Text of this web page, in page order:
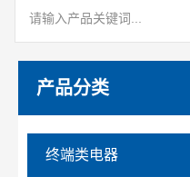
产品分类
终端类电器